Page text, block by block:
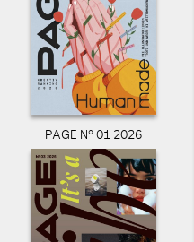
PAGE N° 01 2026